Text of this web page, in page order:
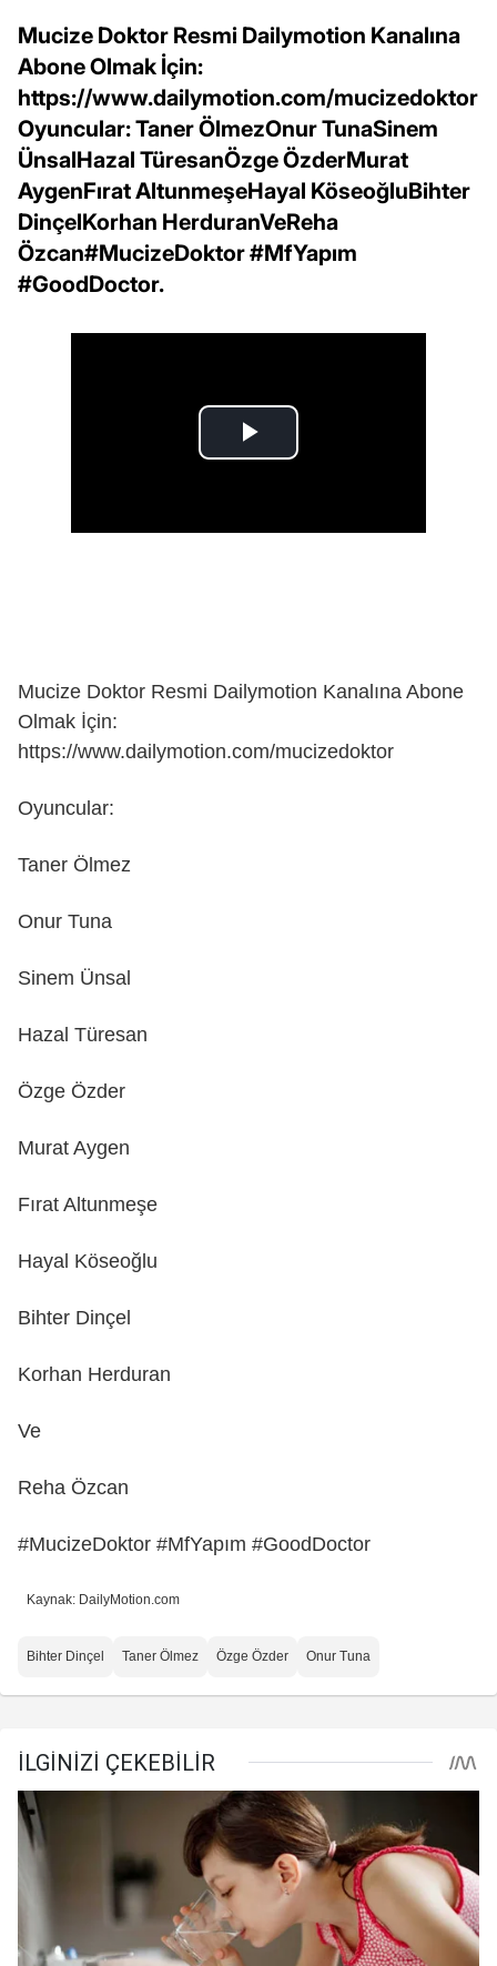
Mucize Doktor Resmi Dailymotion Kanalına
Abone Olmak İçin:
https://www.dailymotion.com/mucizedoktor
Oyuncular: Taner ÖlmezOnur TunaSinem
ÜnsalHazal TüresanÖzge ÖzderMurat
AygenFırat AltunmeşeHayal KöseoğluBihter
DinçelKorhan HerduranVeReha
Özcan#MucizeDoktor #MfYapım
#GoodDoctor.
Mucize Doktor Resmi Dailymotion Kanalına Abone
Olmak İçin:
https://www.dailymotion.com/mucizedoktor
Oyuncular:
Taner Ölmez
Onur Tuna
Sinem Ünsal
Hazal Türesan
Özge Özder
Murat Aygen
Fırat Altunmeşe
Hayal Köseoğlu
Bihter Dinçel
Korhan Herduran
Ve
Reha Özcan
#MucizeDoktor #MfYapım #GoodDoctor
Kaynak: DailyMotion.com
Bihter Dinçel Taner Ölmez Özge Özder Onur Tuna